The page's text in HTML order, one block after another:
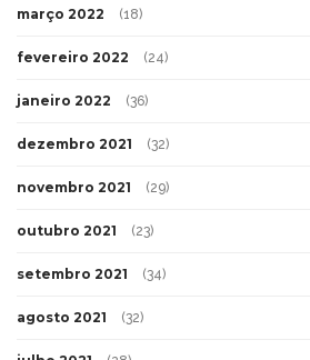
março 2022 (18)
fevereiro 2022 (24)
janeiro 2022 (36)
dezembro 2021 (32)
novembro 2021 (29)
outubro 2021 (23)
setembro 2021 (34)
agosto 2021 (32)